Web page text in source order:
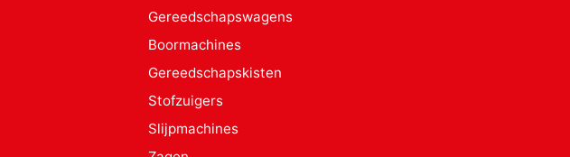
Gereedschapswagens
Boormachines
Gereedschapskisten
Stofzuigers
Slijpmachines